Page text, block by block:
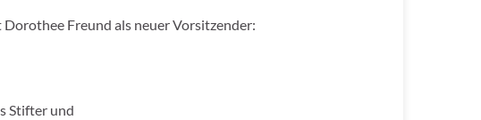
Freund als neuer Vorsitzender:
Stifter und